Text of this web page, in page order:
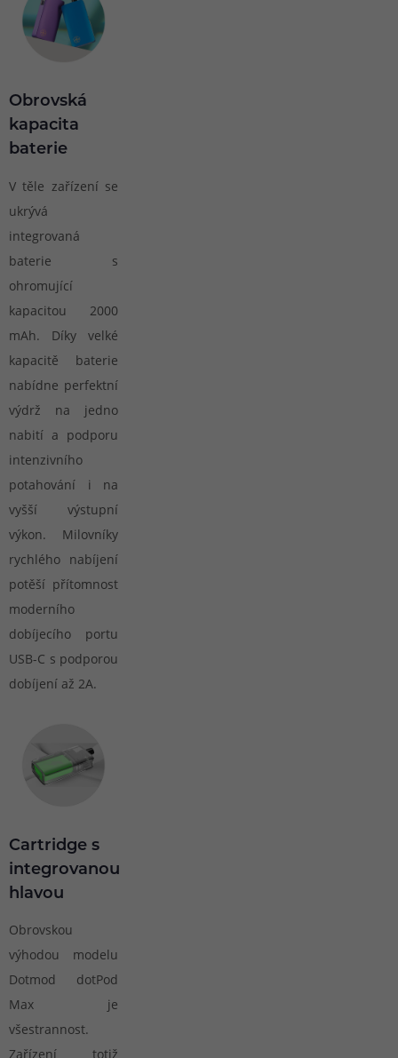
Obrovská
kapacita
baterie
V těle zařízení se
ukrývá
integrovaná
baterie s
ohromující
kapacitou 2000
mAh. Díky velké
kapacitě baterie
nabídne perfektní
výdrž na jedno
nabití a podporu
intenzivního
potahování i na
vyšší výstupní
výkon. Milovníky
rychlého nabíjení
potěší přítomnost
moderního
dobíjecího portu
USB-C s podporou
dobíjení až 2A.
Cartridge s
integrovanou
hlavou
Obrovskou
výhodou modelu
Dotmod dotPod
Max je
všestrannost.
Zařízení totiž